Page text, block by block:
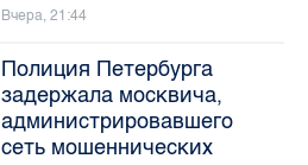
Вчера, 21:44
Полиция Петербурга
задержала москвича,
администрировавшего
сеть мошеннических